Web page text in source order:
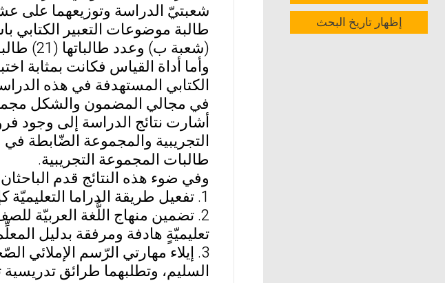
طالبة موضوعات التعبير الكتابي
(شعبة ب) وعدد طالباتها (21) طالبة الموضوعات ذاتها بالطريقة الاعتيادية.
وأما أداة القياس فكانت بمثابة
الكتابي المستهدفة في هذه
في مجالي المضمون والشكل
التجريبية والمجموعة الضّابطة
طالبات المجموعة التجريبية.
وفي ضوء هذه النتائج قدم
1. تفعيل طريقة الدراما التعليميّة كإحدى الطرق الفعّالة في تدريس مهارة التعبير الكتابي.
2. تضمين منهاج اللُّغة العربيّة
تعليميّةٍ هادفة ومرفقة بدليل
3. إيلاء مهارتي الرّسم الإملائي
السليم، وتطلبهما طرائق
إظهار تاريخ البحث